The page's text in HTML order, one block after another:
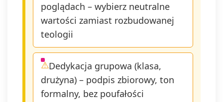
poglądach – wybierz neutralne
wartości zamiast rozbudowanej
teologii
Dedykacja grupowa (klasa,
drużyna) – podpis zbiorowy, ton
formalny, bez poufałości